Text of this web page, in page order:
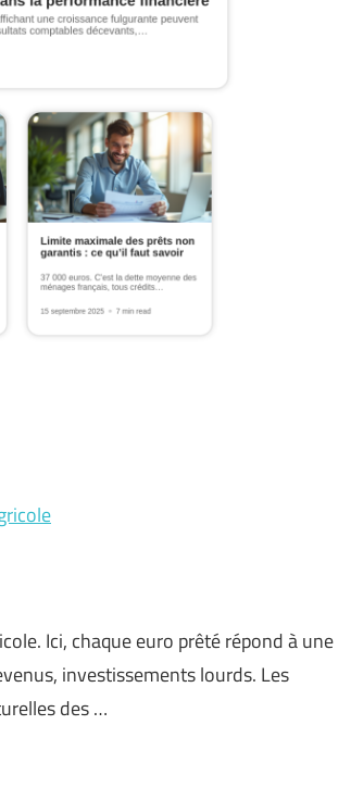
Ici, chaque euro prêté répond à une
investissements lourds. Les
des …